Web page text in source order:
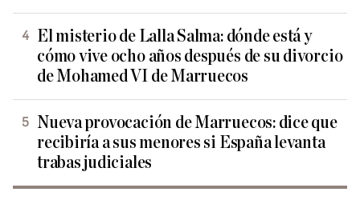
El misterio de Lalla Salma: dónde está y
cómo vive ocho años después de su divorcio
de Mohamed VI de Marruecos
Nueva provocación de Marruecos: dice que
recibiría a sus menores si España levanta
trabas judiciales